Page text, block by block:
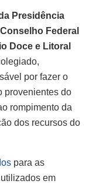
Presidência
Federal
Doce e Litoral
por fazer o
provenientes do
rompimento da
dos recursos do
para as
em